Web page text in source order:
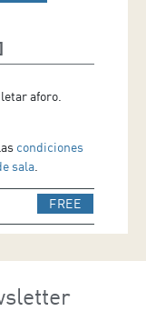
aforo.
condiciones
sala
FREEIR A WEB